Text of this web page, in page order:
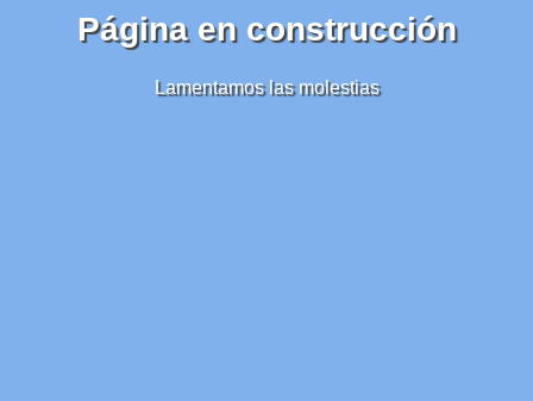
Página en construcción
Lamentamos las molestias